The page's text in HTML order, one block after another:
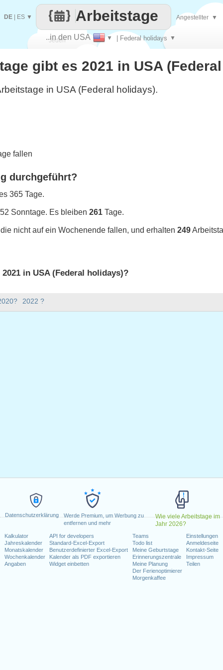
Datenschutzerklärung
Werde Premium, um Werbung zu
entfernen und mehr
Wie viele Arbeitstage im
Jahr 2026?
Kalkulator
Jahreskalender
Monatskalender
Wochenkalender
Angaben
API for developers
Standard-Excel-Export
Benutzerdefinierter Excel-Export
Kalender als PDF exportieren
Widget einbetten
Teams
Todo list
Meine Geburtstage
Erinnerungszentrale
Meine Planung
Der Ferienoptimierer
Morgenkaffee
Einstellungen
Anmeldeseite
Kontakt-Seite
Impressum
Teilen
Jeden
Tag
..in den USA ▼ | Federal holidays ▼
Arbeitstage
DE ES ▼ Angestellter ▼
2022 ?
gibt es 2021 in USA
in USA (Federal holidays).
fallen
durchgeführt?
365 Tage.
Sonntage. Es bleiben 261 Tage.
nicht auf ein Wochenende fallen, und erhalten 249
in USA (Federal holidays)?
11, 2021
11, 2021
Dezember 24, 2021
: Freitag, Dezember 31, 2021
fallen